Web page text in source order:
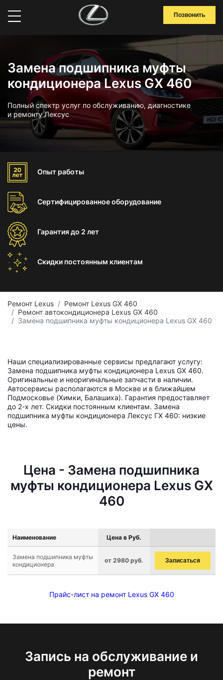
Позвонить
Замена подшипника муфты
кондиционера Lexus GX 460
Полный спектр услуг по обслуживанию, диагностике
и ремонту Лексус
Опыт работы
Сертифицированноеоборудование
Гарантиядо 2 лет
Скидки постоянным клиентам
Ремонт Lexus
Ремонт Lexus GX 460
Ремонт автокондиционера Lexus GX 460
Замена подшипника муфты кондиционера Lexus GX 460
Наши специализированные сервисы предлагают услугу:
Замена подшипника муфты кондиционера Lexus GX 460.
Оригинальные и неоригинальные запчасти в наличии.
Автосервисы располагаются в Москве и в ближайшем
Подмосковье (Химки, Балашиха). Гарантия предоставляет
до 2-х лет. Скидки постоянным клиентам. Замена
подшипника муфты кондиционера Лексус ГХ 460: низкие
цены.
Цена - Замена подшипника
муфты кондиционера Lexus GX
460
Наименование Цена в Руб.
Замена подшипника муфты
кондиционера
от 2980 руб. Записаться
Прайс-лист на ремонт Lexus GX 460
Запись на обслуживание и
ремонт